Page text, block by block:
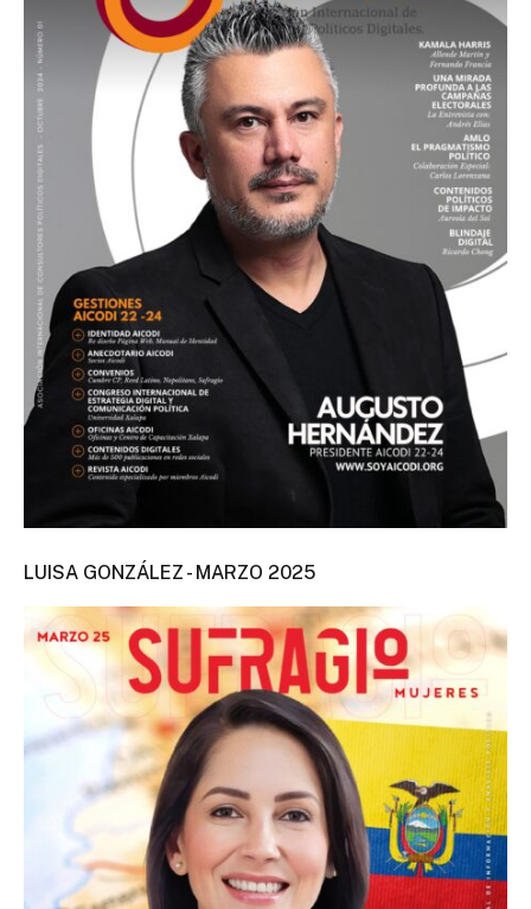
LUISA GONZÁLEZ - MARZO 2025